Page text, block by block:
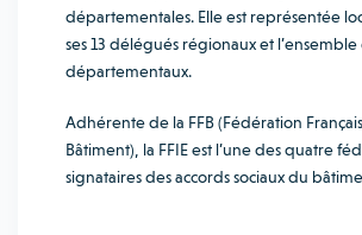
départementales. Elle est représentée
ses 13 délégués régionaux et
départementaux.
Adhérente de la FFB (Fédération
Bâtiment), la FFIE est l’une des quatre
signataires des accords sociaux du